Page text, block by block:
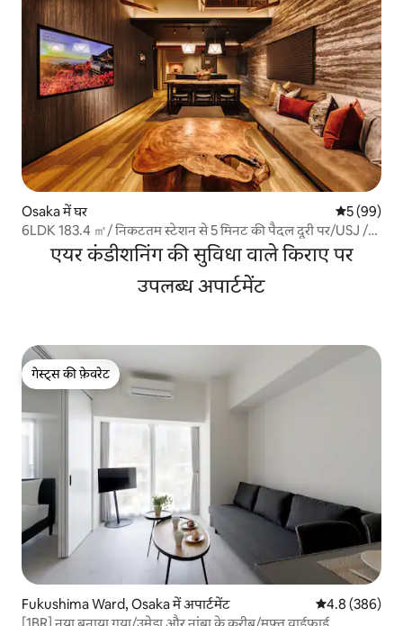
Osaka में घर औसत रेटिंग
5 (99)
6LDK 183.4 ㎡/ निकटतम स्टेशन से 5 मिनट की पैदल दूरी पर/USJ /"
En "तक 15 मिनट की ट्रेन की सवारी
एयर कंडीशनिंग की सुविधा वाले किराए पर
उपलब्ध अपार्टमेंट
गेस्ट्स की फ़ेवरेट
गेस्ट्स की फ़ेवरेट
Fukushima Ward, Osaka में अपार्टमेंट औसत रेटिंग 5 में
4.8 (386)